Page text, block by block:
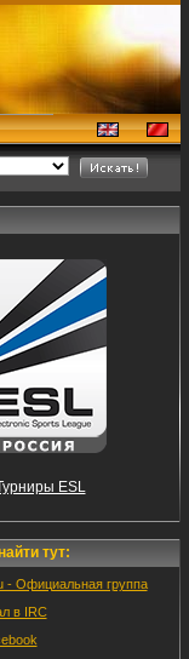
ESL
тут:
- Официальная группа
в IRC